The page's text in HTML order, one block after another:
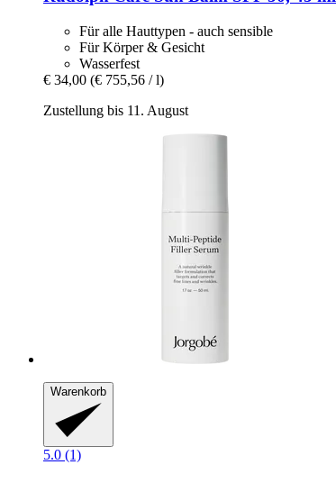
Für alle Hauttypen - auch sensible
Für Körper & Gesicht
Wasserfest
€ 34,00 (€ 755,56 / l)
Zustellung bis 11. August
Warenkorb
5.0 (1)